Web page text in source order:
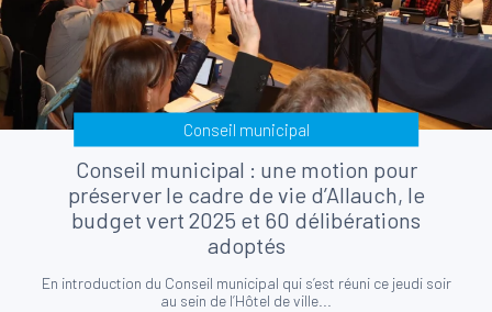
Conseil municipal
Conseil municipal : une motion pour
préserver le cadre de vie d’Allauch, le
budget vert 2025 et 60 délibérations
adoptés
En introduction du Conseil municipal qui s’est réuni ce jeudi soir
au sein de l’Hôtel de ville...